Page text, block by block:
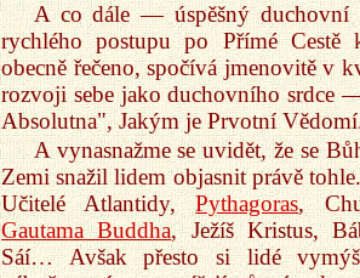
A co dále — úspěšný duchovní
rychlého postupu po Přímé Cestě
obecně řečeno, spočívá jmenovitě v
rozvoji sebe jako duchovního srdce
Absolutna", Jakým je Prvotní
A vynasnažme se uvidět, že se
Zemi snažil lidem objasnit právě
Učitelé Atlantidy,Pythagoras,
Gautama Buddha, Ježíš Kristus,
Sáí… Avšak přesto si lidé